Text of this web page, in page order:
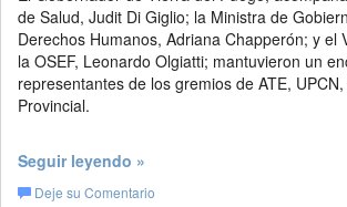
de Salud, Judit Di Giglio; la Ministra de
Derechos Humanos, Adriana Chapperón; y el
la OSEF, Leonardo Olgiatti; mantuvieron un
representantes de los gremios de ATE,
Provincial.
Seguir leyendo »
Deje su Comentario